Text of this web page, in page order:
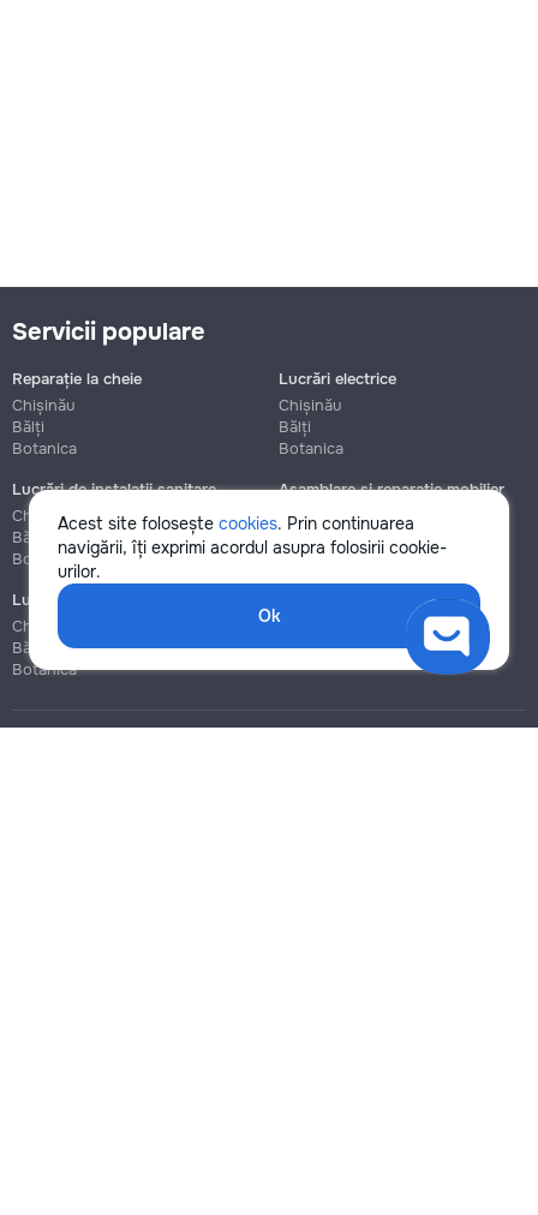
Acest site folosește cookies. Prin continuarea
navigării, îți exprimi acordul asupra folosirii cookie-
urilor.
Ok
Servicii populare
Reparație la cheie
Chișinău
Bălți
Botanica
Lucrări electrice
Chișinău
Bălți
Botanica
Lucrări de instalații sanitare
Chișinău
Bălți
Botanica
Asamblare și reparație mobilier
Chișinău
Botanica
Lucrări de construcție și instalare
Chișinău
Bălți
Botanica